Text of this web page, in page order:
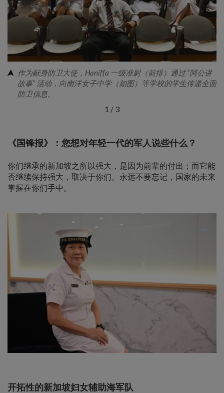
作为献身防卫大使，Haniffa 一级准尉（前排）通过 “阿公讲
故事” 活动，向南洋女子中学（如图）等学校的学生传递全面
防卫信息。
1 / 3
《国锋报》：您想对年轻一代的军人说些什么？
你们继承的新加坡之所以强大，是因为前辈的付出；而它能
否继续保持强大，取决于你们。永远不要忘记，国家的未来
掌握在你们手中。
开拓性的新加坡妇女辅助海军队